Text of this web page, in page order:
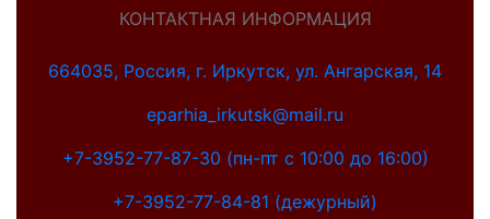
КОНТАКТНАЯ ИНФОРМАЦИЯ
664035, Россия, г. Иркутск, ул. Ангарская, 14
eparhia_irkutsk@mail.ru
+7-3952-77-87-30 (пн-пт с 10:00 до 16:00)
+7-3952-77-84-81 (дежурный)